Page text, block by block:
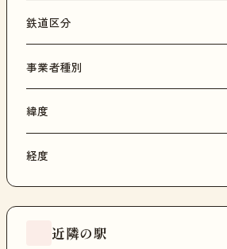
鉄道区分
事業者種別
緯度
経度
近隣の駅